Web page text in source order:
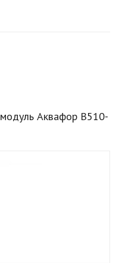
модуль Аквафор B510-